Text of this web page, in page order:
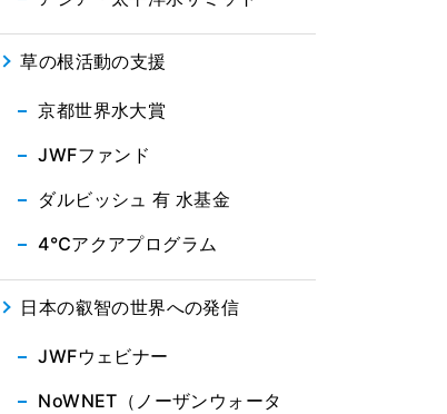
草の根活動の支援
京都世界水大賞
JWFファンド
ダルビッシュ 有 水基金
4℃アクアプログラム
日本の叡智の世界への発信
JWFウェビナー
NoWNET（ノーザンウォータ